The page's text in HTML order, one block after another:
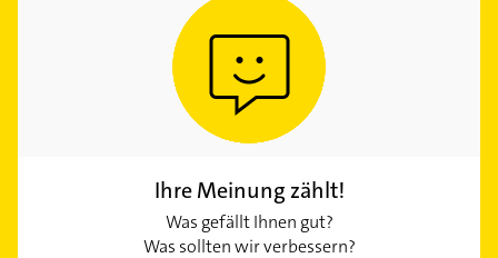
Ihre Meinung zählt!
Was gefällt Ihnen gut?
Was sollten wir verbessern?